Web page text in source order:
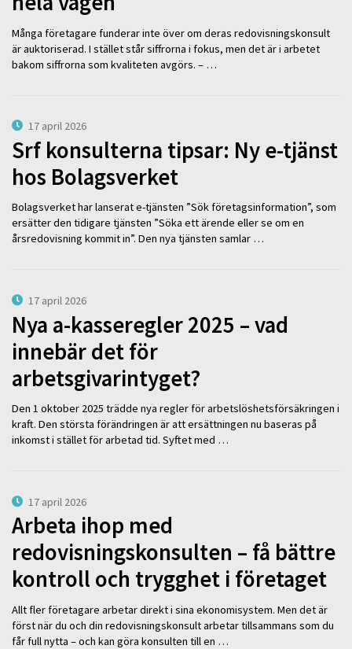
Många företagare funderar inte över om deras redovisningskonsult
är auktoriserad. I stället står siffrorna i fokus, men det är i arbetet
bakom siffrorna som kvaliteten avgörs. – …
17 april 2026
Srf konsulterna tipsar: Ny e-tjänst
hos Bolagsverket
Bolagsverket har lanserat e-tjänsten ”Sök företagsinformation”, som
ersätter den tidigare tjänsten ”Söka ett ärende eller se om en
årsredovisning kommit in”. Den nya tjänsten samlar …
17 april 2026
Nya a-kasseregler 2025 – vad
innebär det för
arbetsgivarintyget?
Den 1 oktober 2025 trädde nya regler för arbetslöshetsförsäkringen i
kraft. Den största förändringen är att ersättningen nu baseras på
inkomst i stället för arbetad tid. Syftet med …
17 april 2026
Arbeta ihop med
redovisningskonsulten – få bättre
kontroll och trygghet i företaget
Allt fler företagare arbetar direkt i sina ekonomisystem. Men det är
först när du och din redovisningskonsult arbetar tillsammans som du
får full nytta – och kan göra konsulten till en …